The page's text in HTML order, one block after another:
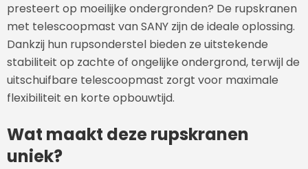
presteert op moeilijke ondergronden? De rupskranen
met telescoopmast van SANY zijn de ideale oplossing.
Dankzij hun rupsonderstel bieden ze uitstekende
stabiliteit op zachte of ongelijke ondergrond, terwijl de
uitschuifbare telescoopmast zorgt voor maximale
flexibiliteit en korte opbouwtijd.
Wat maakt deze rupskranen
uniek?